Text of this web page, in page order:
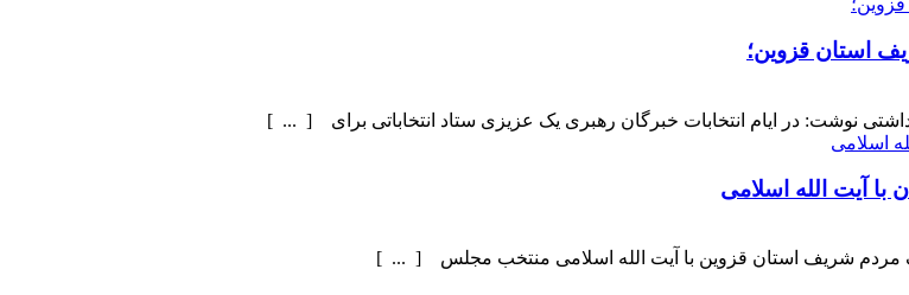
استان قزوین؛
نوشت: در ایام انتخابات خبرگان رهبری یک عزیزی ستاد انتخاباتی برای [ ... ]
با آیت الله اسلامی
مردم شریف استان قزوین با آیت الله اسلامی منتخب مجلس [ ... ]